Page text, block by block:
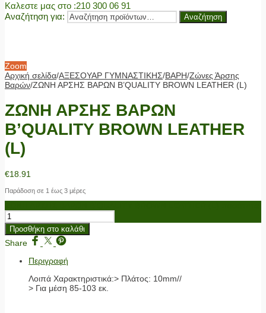
Καλεστε μας στο :210 300 06 91
Αναζήτηση για:
Αναζήτηση
Zoom
Αρχική σελίδα/ΑΞΕΣΟΥΑΡ ΓΥΜΝΑΣΤΙΚΗΣ/ΒΑΡΗ/Ζώνες Άρσης
Βαρών/ΖΩΝΗ ΑΡΣΗΣ ΒΑΡΩΝ B’QUALITY BROWN LEATHER (L)
ΖΩΝΗ ΑΡΣΗΣ ΒΑΡΩΝ
B’QUALITY BROWN LEATHER
(L)
€18.91
Παράδοση σε 1 έως 3 μέρες
Προσθήκη στο καλάθι
Share
Περιγραφή
Λοιπά Χαρακτηριστικά:> Πλάτος: 10mm//
> Για μέση 85-103 εκ.